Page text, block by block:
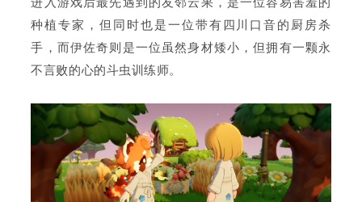
种植专家，但同时也是一位带有四川口音的厨房杀
手，而伊佐奇则是一位虽然身材矮小，但拥有一颗永
不言败的心的斗虫训练师。